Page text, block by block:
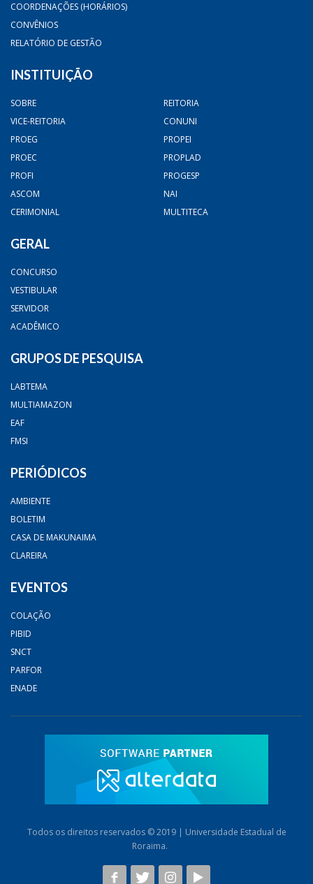
COORDENAÇÕES (HORÁRIOS)
CONVÊNIOS
RELATÓRIO DE GESTÃO
INSTITUIÇÃO
SOBRE
REITORIA
VICE-REITORIA
CONUNI
PROEG
PROPEI
PROEC
PROPLAD
PROFI
PROGESP
ASCOM
NAI
CERIMONIAL
MULTITECA
GERAL
CONCURSO
VESTIBULAR
SERVIDOR
ACADÊMICO
GRUPOS DE PESQUISA
LABTEMA
MULTIAMAZON
EAF
FMSI
PERIÓDICOS
AMBIENTE
BOLETIM
CASA DE MAKUNAIMA
CLAREIRA
EVENTOS
COLAÇÃO
PIBID
SNCT
PARFOR
ENADE
Todos os direitos reservados © 2019 | Universidade Estadual de
Roraima.